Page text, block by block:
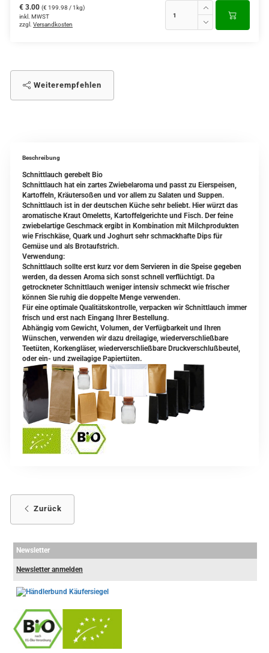
€ 3.00 (€ 199.98 / 1kg)
inkl. MWST
zzgl. Versandkosten
Weiterempfehlen
Beschreibung
Schnittlauch gerebelt Bio
Schnittlauch hat ein zartes Zwiebelaroma und passt zu Eierspeisen,
Kartoffeln, Kräutersoßen und vor allem zu Salaten und Suppen.
Schnittlauch ist in der deutschen Küche sehr beliebt. Hier würzt das
aromatische Kraut Omeletts, Kartoffelgerichte und Fisch. Der feine
zwiebelartige Geschmack ergibt in Kombination mit Milchprodukten
wie Frischkäse, Quark und Joghurt sehr schmackhafte Dips für
Gemüse und als Brotaufstrich.
Verwendung:
Schnittlauch sollte erst kurz vor dem Servieren in die Speise gegeben
werden, da dessen Aroma sich sonst schnell verflüchtigt. Da
getrockneter Schnittlauch weniger intensiv schmeckt wie frischer
können Sie ruhig die doppelte Menge verwenden.
Für eine optimale Qualitätskontrolle, verpacken wir Schnittlauch immer
frisch und erst nach Eingang Ihrer Bestellung.
Abhängig vom Gewicht, Volumen, der Verfügbarkeit und Ihren
Wünschen, verwenden wir dazu dreilagige, wiederverschließbare
Teetüten, Korkengläser, wiederverschließbare Druckverschlußbeutel,
oder ein- und zweilagige Papiertüten.
Zurück
Newsletter
Newsletter anmelden